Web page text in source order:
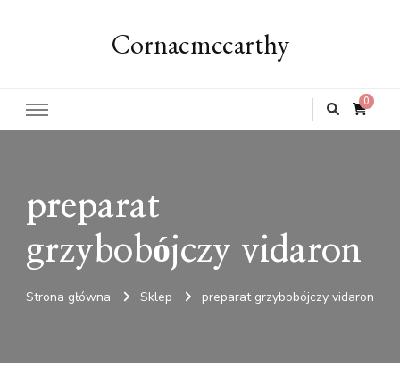
Cornacmccarthy
0
preparat
grzybobójczy vidaron
Strona główna Sklep preparat grzybobójczy vidaron